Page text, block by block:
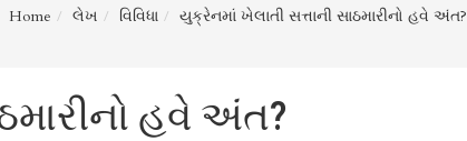
Home લેખ વિવિધા યુક્રેનમાં ખેલાતી સત્તાની સાઠમારીનો હવે અંત?
હવે અંત?